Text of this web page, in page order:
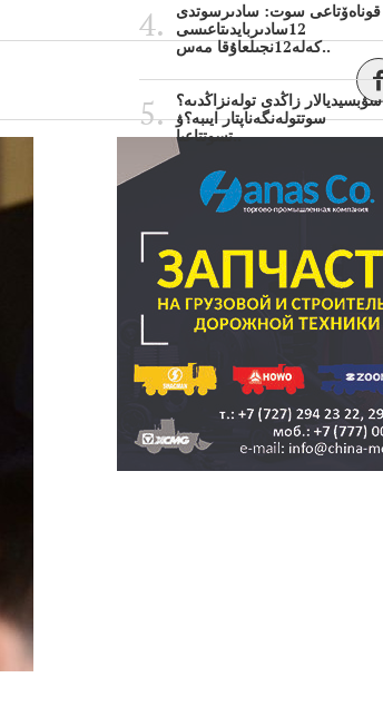
قوناەۆتاعى سوت: سادىرسوتدى
12سادىربايدىتاعىسى
كەلە12نجىلعاۇقا مەس..
سۋبسيديالار زاڭدى تولەنزاڭدىە؟
سوتتولەنگەناپتار ايىبە؟ۋ
تسوتتاعىا..